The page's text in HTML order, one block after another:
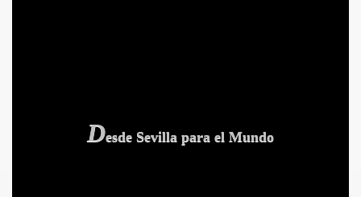
Desde Sevilla para el Mundo